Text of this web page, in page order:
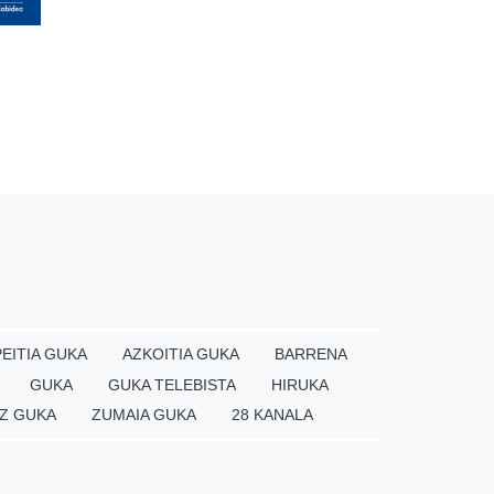
GUKA AZKOITIA GUKA
BARRENA
GUKA
GUKA TELEBISTA
HIRUKA
GUKA
ZUMAIA GUKA 28 KANALA